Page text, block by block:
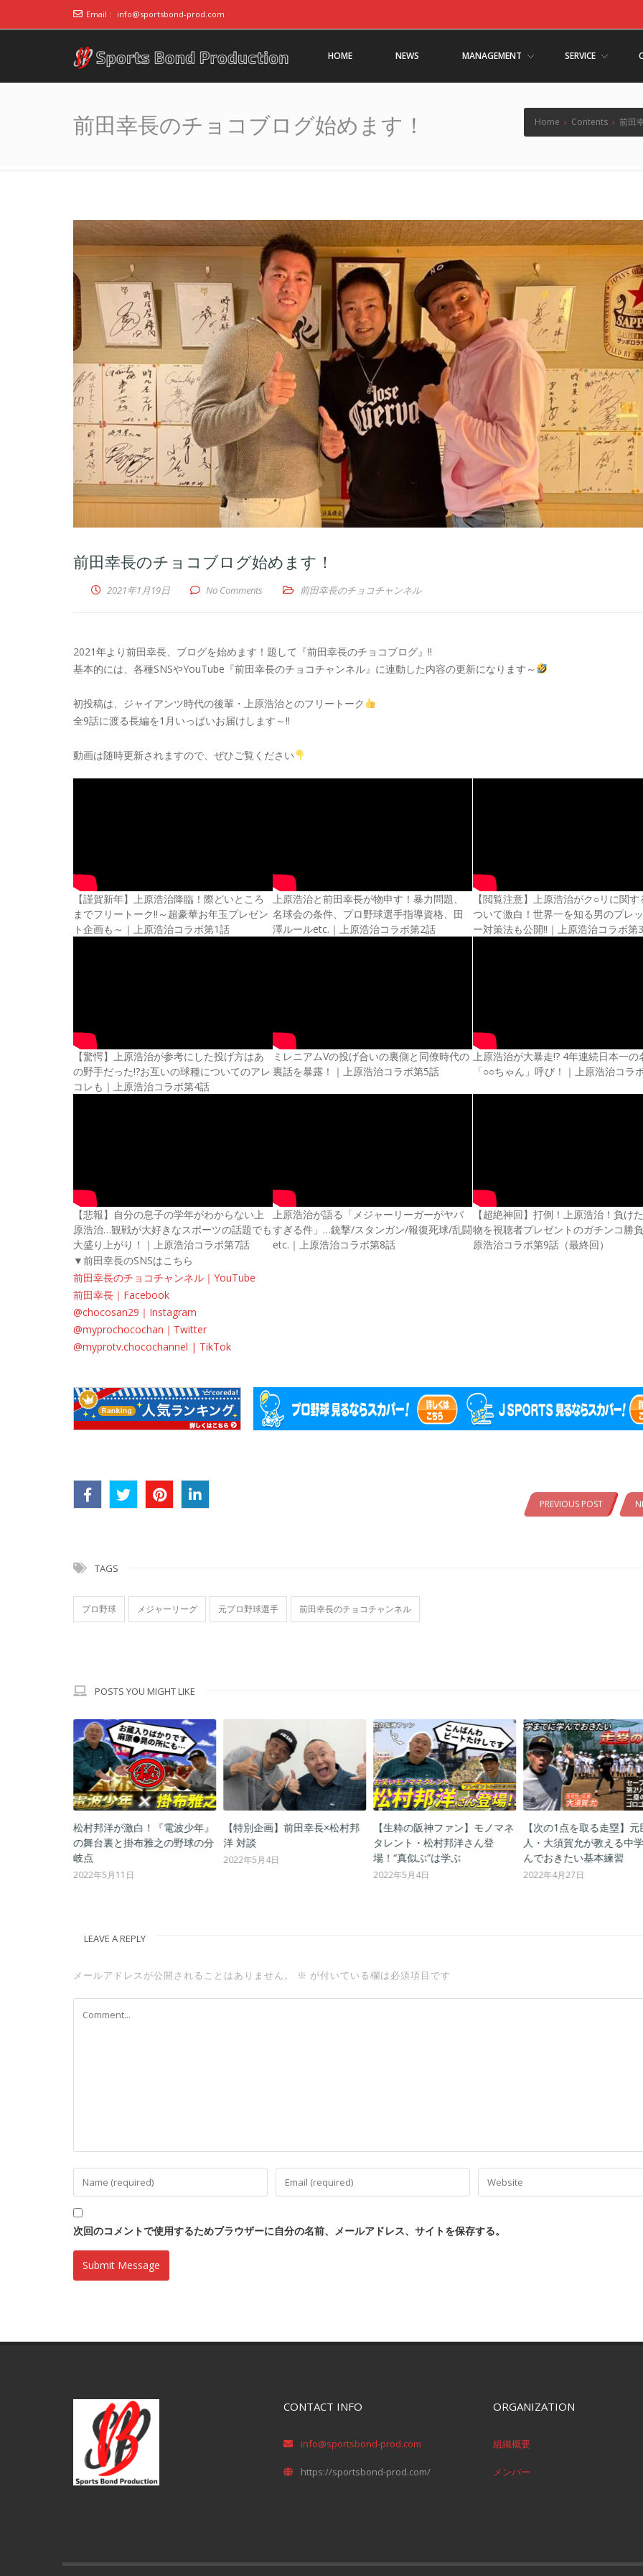
Email : info@sportsbond-prod.com
アスリート事務所ス
HOME NEWS MANAGEMENT SERVICE
前田幸長のチョコブログ始めます！ Home › Contents › 前田
前田幸長のチョコブログ始めます！
2021年1月19日 No Comments 前田幸長のチョコチャンネル
2021年より前田幸長、ブログを始めます！題して『前田幸長のチョコブログ』‼
基本的には、各種SNSやYouTube『前田幸長のチョコチャンネル』に連動した内容の更新になります～
初投稿は、ジャイアンツ時代の後輩・上原浩治とのフリートーク
全9話に渡る長編を1月いっぱいお届けします～!!
動画は随時更新されますので、ぜひご覧ください
【謹賀新年】上原浩治降臨！際どいところ
までフリートーク!!～超豪華お年玉プレゼン
ト企画も～｜上原浩治コラボ第1話
上原浩治と前田幸長が物申す！暴力問題、
名球会の条件、プロ野球選手指導資格、田
澤ルールetc.｜上原浩治コラボ第2話
【閲覧注意】上原浩治がク○リに関す
ついて激白！世界一を知る男のプレ
ー対策法も公開!!｜上原浩治コラボ第
【驚愕】上原浩治が参考にした投げ方はあ
の野手だった!?お互いの球種についてのアレ
コレも｜上原浩治コラボ第4話
ミレニアムVの投げ合いの裏側と同僚時代の
裏話を暴露！｜上原浩治コラボ第5話
上原浩治が大暴走!? 4年連続日本一の
「○○ちゃん」呼び！｜上原浩治コラ
【悲報】自分の息子の学年がわからない上
原浩治…観戦が大好きなスポーツの話題でも
大盛り上がり！｜上原浩治コラボ第7話
上原浩治が語る「メジャーリーガーがヤバ
すぎる件」…銃撃/スタンガン/報復死球/乱闘
etc.｜上原浩治コラボ第8話
【超絶神回】打倒！上原浩治！負け
物を視聴者プレゼントのガチンコ勝
原浩治コラボ第9話（最終回）
▼前田幸長のSNSはこちら
前田幸長のチョコチャンネル｜YouTube
前田幸長｜Facebook
@chocosan29｜Instagram
@myprochocochan｜Twitter
@myprotv.chocochannel | TikTok
PREVIOUS POST
TAGS
プロ野球 メジャーリーグ 元プロ野球選手 前田幸長のチョコチャンネル
POSTS YOU MIGHT LIKE
松村邦洋が激白！『電波少年』
の舞台裏と掛布雅之の野球の分
岐点
2022年5月11日
【特別企画】前田幸長×松村邦
洋 対談
2022年5月4日
【生粋の阪神ファン】モノマネ
タレント・松村邦洋さん登
場！“真似ぶ”は学ぶ
2022年5月4日
【次の1点を取る走塁】元
人・大須賀允が教える中
んでおきたい基本練習
2022年4月27日
LEAVE A REPLY
メールアドレスが公開されることはありません。 ※ が付いている欄は必須項目です
次回のコメントで使用するためブラウザーに自分の名前、メールアドレス、サイトを保存する。
CONTACT INFO
info@sportsbond-prod.com
https://sportsbond-prod.com/
ORGANIZATION
組織概要
メンバー